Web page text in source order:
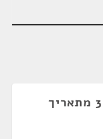
ישיבת ועדה של הכנסת ה-3 מתאריך